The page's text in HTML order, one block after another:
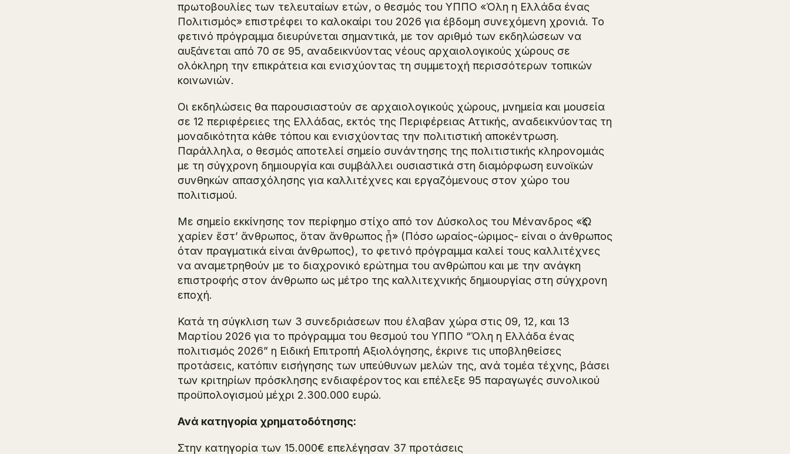
πρωτοβουλίες των τελευταίων ετών, ο θεσμός του ΥΠΠΟ «Όλη η Ελλάδα ένας
Πολιτισμός» επιστρέφει το καλοκαίρι του 2026 για έβδομη συνεχόμενη χρονιά. Το
φετινό πρόγραμμα διευρύνεται σημαντικά, με τον αριθμό των εκδηλώσεων να
αυξάνεται από 70 σε 95, αναδεικνύοντας νέους αρχαιολογικούς χώρους σε
ολόκληρη την επικράτεια και ενισχύοντας τη συμμετοχή περισσότερων τοπικών
κοινωνιών.
Οι εκδηλώσεις θα παρουσιαστούν σε αρχαιολογικούς χώρους, μνημεία και μουσεία
σε 12 περιφέρειες της Ελλάδας, εκτός της Περιφέρειας Αττικής, αναδεικνύοντας τη
μοναδικότητα κάθε τόπου και ενισχύοντας την πολιτιστική αποκέντρωση.
Παράλληλα, ο θεσμός αποτελεί σημείο συνάντησης της πολιτιστικής κληρονομιάς
με τη σύγχρονη δημιουργία και συμβάλλει ουσιαστικά στη διαμόρφωση ευνοϊκών
συνθηκών απασχόλησης για καλλιτέχνες και εργαζόμενους στον χώρο του
πολιτισμού.
Με σημείο εκκίνησης τον περίφημο στίχο από τον Δύσκολος του Μένανδρος «Ὡς
χαρίεν ἔστ’ ἄνθρωπος, ὅταν ἄνθρωπος ᾖ» (Πόσο ωραίος-ώριμος- είναι ο άνθρωπος
όταν πραγματικά είναι άνθρωπος), το φετινό πρόγραμμα καλεί τους καλλιτέχνες
να αναμετρηθούν με το διαχρονικό ερώτημα του ανθρώπου και με την ανάγκη
επιστροφής στον άνθρωπο ως μέτρο της καλλιτεχνικής δημιουργίας στη σύγχρονη
εποχή.
Κατά τη σύγκλιση των 3 συνεδριάσεων που έλαβαν χώρα στις 09, 12, και 13
Μαρτίου 2026 για το πρόγραμμα του θεσμού του ΥΠΠΟ “Όλη η Ελλάδα ένας
πολιτισμός 2026” η Ειδική Επιτροπή Αξιολόγησης, έκρινε τις υποβληθείσες
προτάσεις, κατόπιν εισήγησης των υπεύθυνων μελών της, ανά τομέα τέχνης, βάσει
των κριτηρίων πρόσκλησης ενδιαφέροντος και επέλεξε 95 παραγωγές συνολικού
προϋπολογισμού μέχρι 2.300.000 ευρώ.
Ανά κατηγορία χρηματοδότησης:
Στην κατηγορία των 15.000€ επελέγησαν 37 προτάσεις